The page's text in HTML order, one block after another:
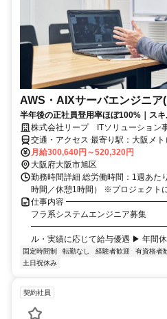
AWS・AIXサーバエンジニア
半年後の正社員登用率ほぼ100%｜ス
株式会社リープ ITソリューション
交通・アクセス 最寄り駅：大阪メ
月給300,640円～520,320円
大阪府大阪市旭区
勤務時間詳細 総労働時間：1週あた
時間／休憩1時間） ※プロジェクト
仕事内容
フラ系システムエンジニア募集
ル・実績に応じて給与優遇 ▶ 年間
固定時間制 転勤なし 経験者歓迎 有資格者
土日祝休み
契約社員